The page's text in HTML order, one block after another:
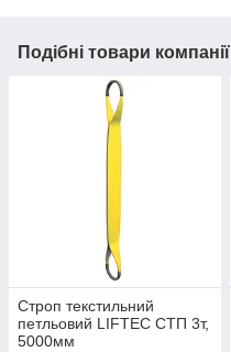
Подібні товари компанії
Строп текстильний
петльовий LIFTEC СТП 3т,
5000мм